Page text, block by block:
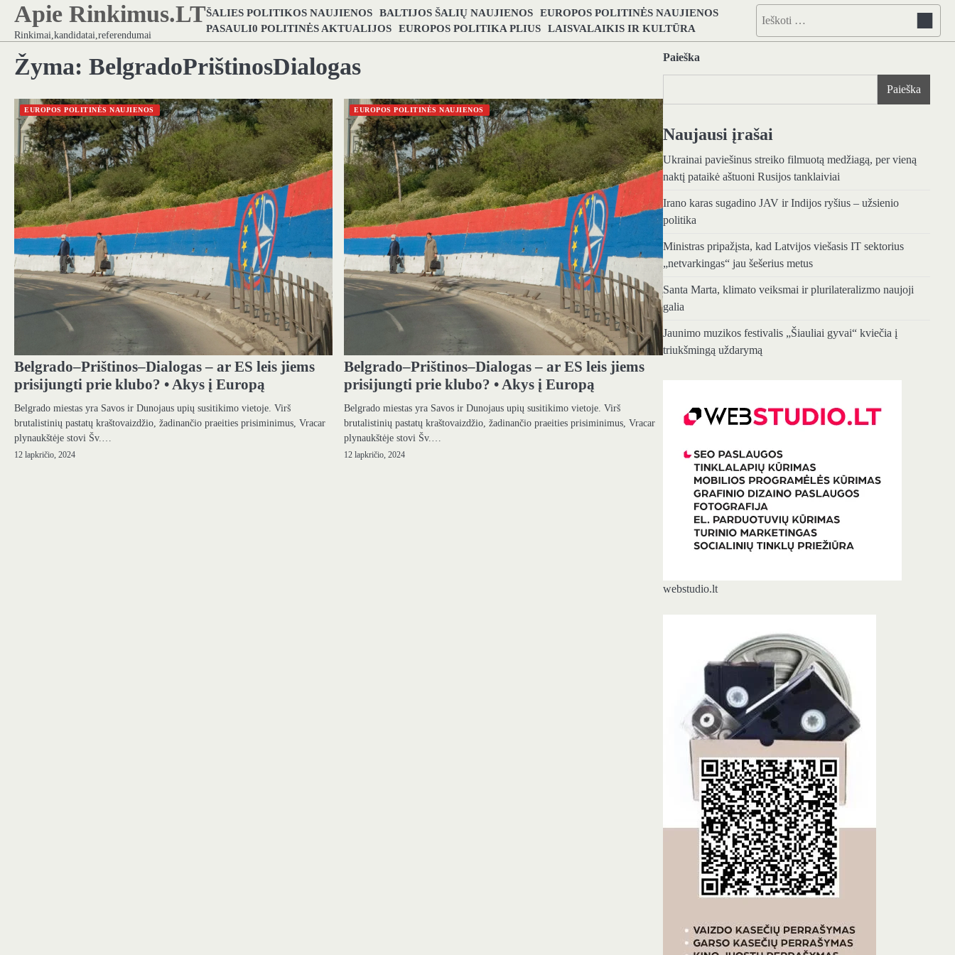
Skip
content
Apie Rinkimus.LT
Rinkimai,kandidatai,referendumai
ŠALIES POLITIKOS NAUJIENOS BALTIJOS ŠALIŲ NAUJIENOS EUROPOS POLITINĖS NAUJIENOS
PASAULI0 POLITINĖS AKTUALIJOS EUROPOS POLITIKA PLIUS LAISVALAIKIS IR KULTŪRA
Ieškoti:
Žyma: BelgradoPrištinosDialogas
EUROPOS POLITINĖS NAUJIENOS
Belgrado–Prištinos–Dialogas – ar ES leis jiems
prisijungti prie klubo? • Akys į Europą
Belgrado miestas yra Savos ir Dunojaus upių susitikimo vietoje. Virš
brutalistinių pastatų kraštovaizdžio, žadinančio praeities prisiminimus, Vracar
plynaukštėje stovi Šv.…
12 lapkričio, 2024
EUROPOS POLITINĖS NAUJIENOS
Belgrado–Prištinos–Dialogas – ar ES leis jiems
prisijungti prie klubo? • Akys į Europą
Belgrado miestas yra Savos ir Dunojaus upių susitikimo vietoje. Virš
brutalistinių pastatų kraštovaizdžio, žadinančio praeities prisiminimus, Vracar
plynaukštėje stovi Šv.…
12 lapkričio, 2024
Paieška
Paieška
Naujausi įrašai
Ukrainai paviešinus streiko filmuotą medžiagą, per vieną
naktį pataikė aštuoni Rusijos tanklaiviai
Irano karas sugadino JAV ir Indijos ryšius – užsienio
politika
Ministras pripažįsta, kad Latvijos viešasis IT sektorius
„netvarkingas“ jau šešerius metus
Santa Marta, klimato veiksmai ir plurilateralizmo naujoji
galia
Jaunimo muzikos festivalis „Šiauliai gyvai“ kviečia į
triukšmingą uždarymą
webstudio.lt